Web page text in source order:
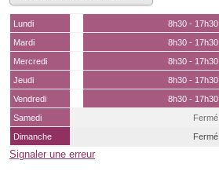
Lundi
8h30 - 17h30
Mardi
8h30 - 17h30
Mercredi
8h30 - 17h30
Jeudi
8h30 - 17h30
Vendredi
8h30 - 17h30
Samedi
Fermé
Dimanche
Fermé
Signaler une erreur